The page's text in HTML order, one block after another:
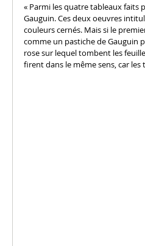
« Parmi les quatre tableaux faits
Gauguin. Ces deux oeuvres
couleurs cernés. Mais si le
comme un pastiche de Gauguin
rose sur lequel tombent les
firent dans le même sens, car